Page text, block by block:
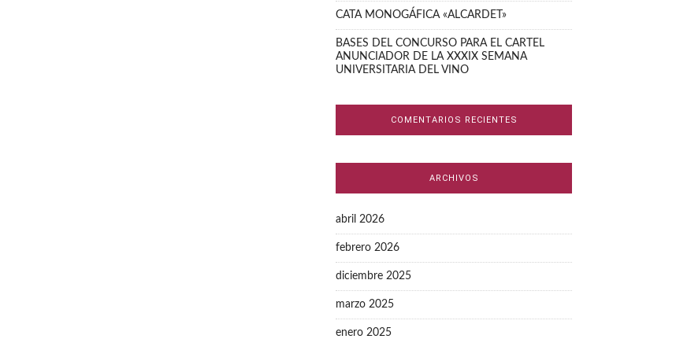
CATA MONOGÁFICA «ALCARDET»
BASES DEL CONCURSO PARA EL CARTEL
ANUNCIADOR DE LA XXXIX SEMANA
UNIVERSITARIA DEL VINO
COMENTARIOS RECIENTES
ARCHIVOS
abril 2026
febrero 2026
diciembre 2025
marzo 2025
enero 2025